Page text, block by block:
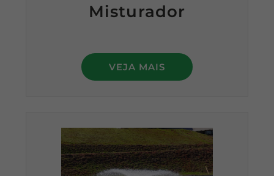
Misturador
VEJA MAIS